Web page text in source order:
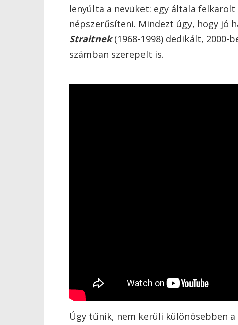
lenyúlta a nevüket: egy általa
népszerűsíteni. Mindezt úgy, hogy jó
Straitnek (1968-1998) dedikált,
számban szerepelt is.
Úgy tűnik, nem kerüli különösebben